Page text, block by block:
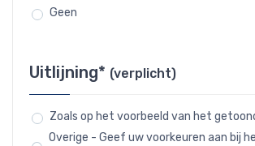
Geen
Uitlijning* (verplicht)
Zoals op het voorbeeld van het
Overige - Geef uw voorkeuren aan bij